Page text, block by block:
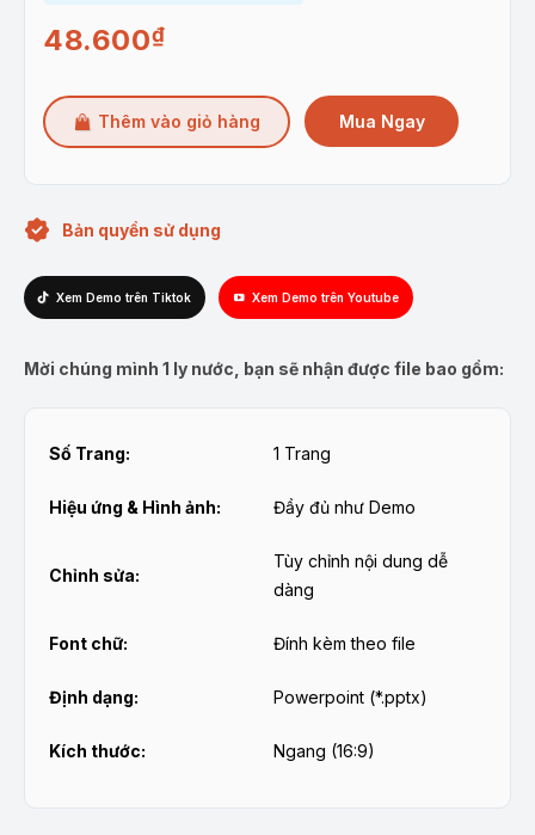
48.600₫
Thêm vào giỏ hàng Mua Ngay
Bản quyền sử dụng
Xem Demo trên Tiktok Xem Demo trên Youtube
Mời chúng mình 1 ly nước, bạn sẽ nhận được file bao gồm:
Số Trang: 1 Trang
Hiệu ứng & Hình ảnh: Đầy đủ như Demo
Chỉnh sửa:
Tùy chỉnh nội dung dễ
dàng
Font chữ: Đính kèm theo file
Định dạng: Powerpoint (*.pptx)
Kích thước: Ngang (16:9)